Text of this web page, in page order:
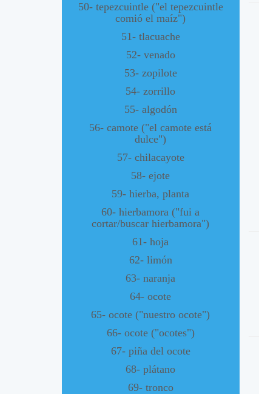
50- tepezcuintle ("el tepezcuintle
comió el maíz")
51- tlacuache
52- venado
53- zopilote
54- zorrillo
55- algodón
56- camote ("el camote está
dulce")
57- chilacayote
58- ejote
59- hierba, planta
60- hierbamora ("fui a
cortar/buscar hierbamora")
61- hoja
62- limón
63- naranja
64- ocote
65- ocote ("nuestro ocote")
66- ocote ("ocotes")
67- piña del ocote
68- plátano
69- tronco